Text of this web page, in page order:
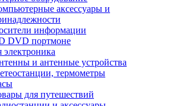
аксессуары и
информации
DVD портмоне
электроника
и антенные устройства
термометры
для путешествий